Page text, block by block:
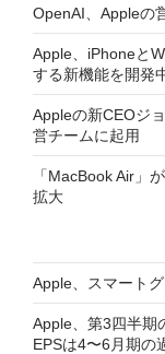
OpenAI、Appleの
Apple、iPhoneと
する新機能を開発
Appleの新CEOジ
営チームに起用
「MacBook Air」
拡大
Apple、スマート
Apple、第3四半
EPSは4〜6月期の